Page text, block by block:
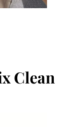
Clean